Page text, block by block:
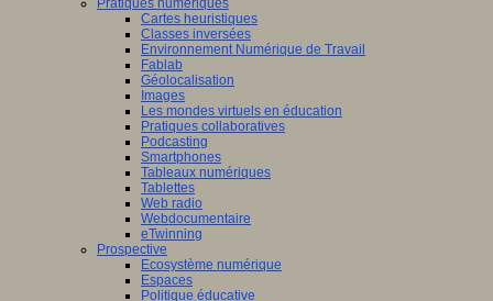
Pratiques numériques
Cartes heuristiques
Classes inversées
Environnement Numérique de Travail
Fablab
Géolocalisation
Images
Les mondes virtuels en éducation
Pratiques collaboratives
Podcasting
Smartphones
Tableaux numériques
Tablettes
Web radio
Webdocumentaire
eTwinning
Prospective
Ecosystème numérique
Espaces
Politique éducative